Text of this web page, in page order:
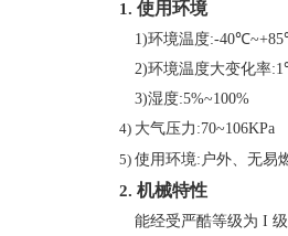
1. 使用环境
1)环境温度:-40℃~+85
2)环境温度大变化率:1
3)湿度:5%~100%
4) 大气压力 :70~106KPa
5) 使用环境: 户外、无易
2. 机械特性
能经受严酷等级为I